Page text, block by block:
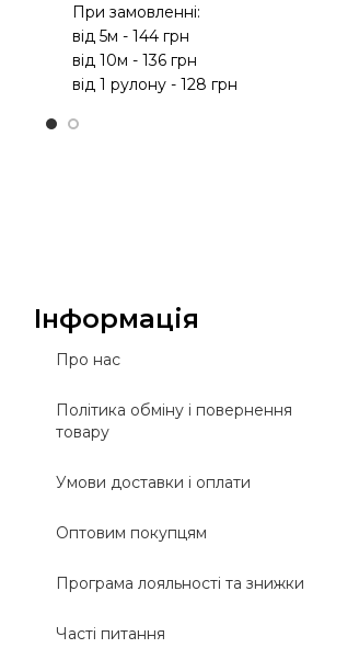
При замовленні:
від 5м - 144 грн
від 10м - 136 грн
від 1 рулону - 128 грн
Інформація
Про нас
Політика обміну і повернення
товару
Умови доставки і оплати
Оптовим покупцям
Програма лояльності та знижки
Часті питання